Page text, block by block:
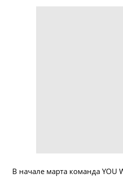
В начале марта команда YOU